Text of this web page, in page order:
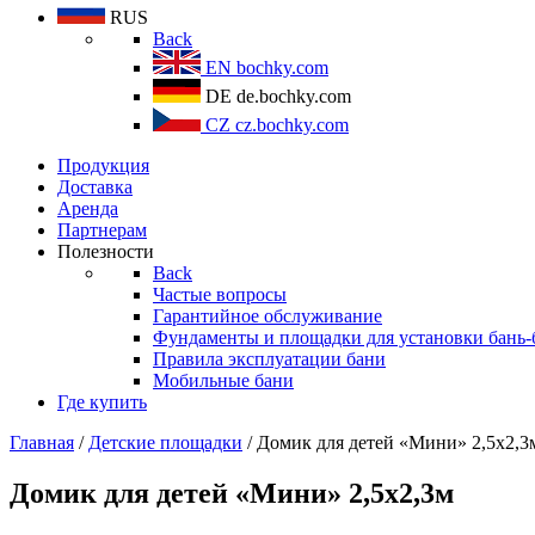
RUS
Back
EN bochky.com
DE de.bochky.com
CZ cz.bochky.com
Продукция
Доставка
Аренда
Партнерам
Полезности
Back
Частые вопросы
Гарантийное обслуживание
Фундаменты и площадки для установки бань-
Правила эксплуатации бани
Мобильные бани
Где купить
Главная / Детские площадки / Домик для детей «Мини»
Домик для детей «Мини» 2,5х2,3м